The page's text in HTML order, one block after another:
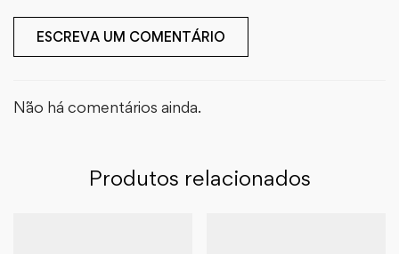
ESCREVA UM COMENTÁRIO
Não há comentários ainda.
Produtos relacionados